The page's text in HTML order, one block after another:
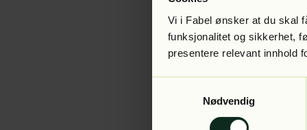
Vi i Fabel ønsker at du skal
funksjonalitet og sikkerhet,
presentere relevant innhold
Nødvendig
Application